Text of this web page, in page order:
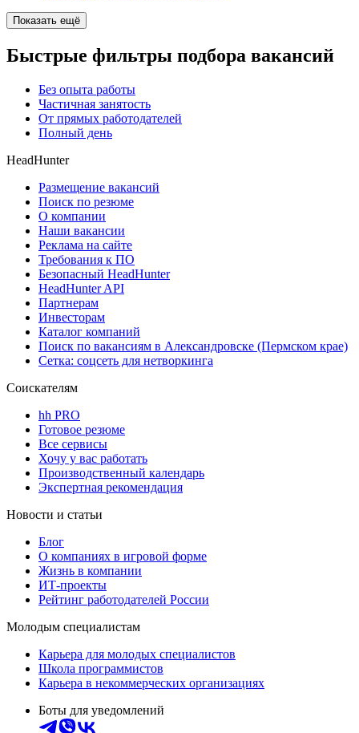
Показать ещё
Быстрые фильтры подбора вакансий
Без опыта работы
Частичная занятость
От прямых работодателей
Полный день
HeadHunter
Размещение вакансий
Поиск по резюме
О компании
Наши вакансии
Реклама на сайте
Требования к ПО
Безопасный HeadHunter
HeadHunter API
Партнерам
Инвесторам
Каталог компаний
Поиск по вакансиям в Александровске (Пермском крае)
Сетка: соцсеть для нетворкинга
Соискателям
hh PRO
Готовое резюме
Все сервисы
Хочу у вас работать
Производственный календарь
Экспертная рекомендация
Новости и статьи
Блог
О компаниях в игровой форме
Жизнь в компании
ИТ-проекты
Рейтинг работодателей России
Молодым специалистам
Карьера для молодых специалистов
Школа программистов
Карьера в некоммерческих организациях
Боты для уведомлений